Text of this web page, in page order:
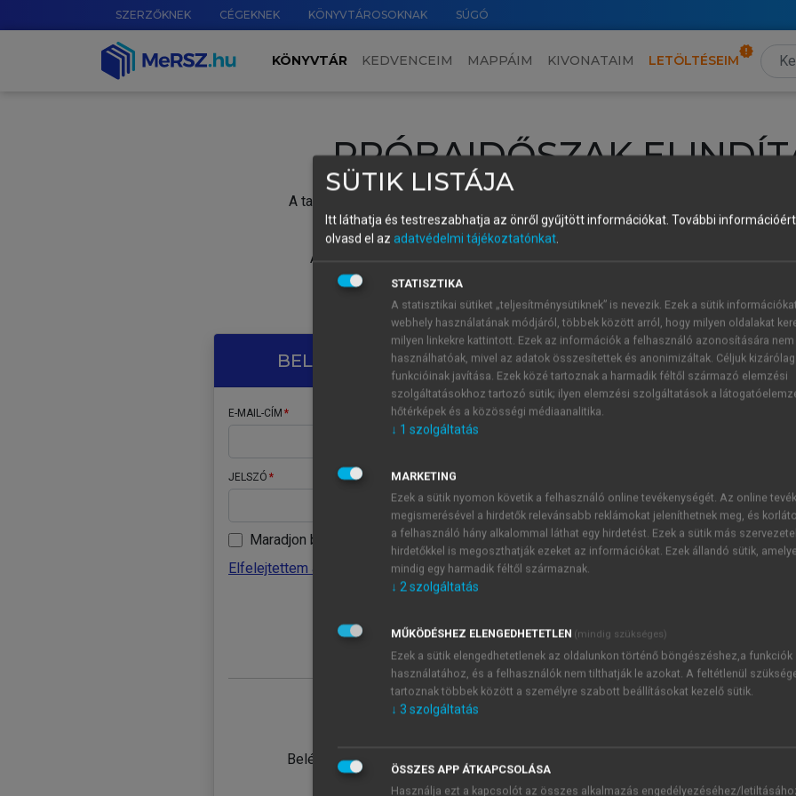
SZERZŐKNEK CÉGEKNEK KÖNYVTÁROSOKNAK SÚGÓ
KÖNYVTÁR KEDVENCEIM MAPPÁIM KIVONATAIM LETÖLTÉSEIM
PRÓBAIDŐSZAK
A tartalom megtekintéséhez lépj be a saját fiókoddal, iskolai azonosítóddal vagy
Új felhasználóként1 óra díjmentes hozzáférésrevagy
A próbaidőszak elindításához,
vagy hozz
A regisztráció után a
BELÉPÉS SAJÁT FIÓKKAL
E-MAIL-CÍM
JELSZÓ
Maradjon belépve
Elfelejtettem a jelszavamat
Belépés intézményi azonosítóval
ÚJ FIÓK
1 óra
JELSZÓ
Kérek értesítést a MeRSZ
Kérek értesítést az
SÜTIK LISTÁJA
Itt láthatja és testreszabhatja az önről gyűjtött információkat. További
olvasd el az adatvédelmi tájékoztatónkat.
STATISZTIKA
A statisztikai sütiket „teljesítménysütiknek” is nevezik. Ezek a sütik
webhely használatának módjáról, többek között arról, hogy milyen oldalakat
milyen linkekre kattintott. Ezek az információk a felhasználó azonosítására nem
használhatóak, mivel az adatok összesítettek és anonimizáltak. Céljuk
funkcióinak javítása. Ezek közé tartoznak a harmadik féltől származó elemzési
szolgáltatásokhoz tartozó sütik; ilyen elemzési szolgáltatások a
hőtérképek és a közösségi médiaanalitika.
↓ 1 szolgáltatás
MARKETING
Ezek a sütik nyomon követik a felhasználó online tevékenységét. Az online
megismerésével a hirdetők relevánsabb reklámokat jeleníthetnek meg, és
a felhasználó hány alkalommal láthat egy hirdetést. Ezek a sütik más
hirdetőkkel is megoszthatják ezeket az információkat. Ezek állandó sütik,
mindig egy harmadik féltől származnak.
↓ 2szolgáltatás
MŰKÖDÉSHEZ ELENGEDHETETLEN (mindig szükséges)
Ezek a sütik elengedhetetlenek az oldalunkon történő böngészéshez,a funkciók
használatához, és a felhasználók nem tilthatják le azokat. A feltétlenül
tartoznak többek között a személyre szabott beállításokat kezelő sütik.
↓ 3 szolgáltatás
ÖSSZES APP ÁTKAPCSOLÁSA
Használja ezt a kapcsolót az összes alkalmazás engedélyezéséhez/